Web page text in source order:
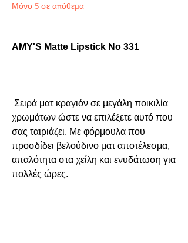
Μόνο 5 σε απόθεμα
AMY'S Matte Lipstick No 331
χρωμάτων ώστε να επιλέξετε αυτό που
σας ταιριάζει. Με φόρμουλα που
προσδίδει βελούδινο ματ αποτέλεσμα,
απαλότητα στα χείλη και ενυδάτωση για
πολλές ώρες.